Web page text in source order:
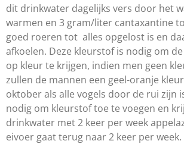
dit drinkwater dagelijks vers door het
warmen en 3 gram/liter cantaxantine
goed roeren tot alles opgelost is en
afkoelen. Deze kleurstof is nodig om
op kleur te krijgen, indien men geen
zullen de mannen een geel-oranje
oktober als alle vogels door de rui zijn
nodig om kleurstof toe te voegen en
drinkwater met 2 keer per week
eivoer gaat terug naar 2 keer per week.